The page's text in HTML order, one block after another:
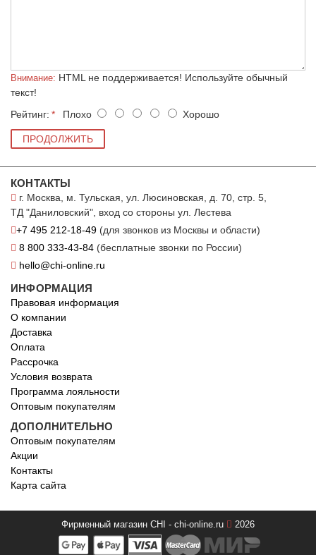
Внимание: HTML не поддерживается! Используйте обычный
текст!
Рейтинг:
Плохо Хорошо
ПРОДОЛЖИТЬ
КОНТАКТЫ
г. Москва, м. Тульская, ул. Люсиновская, д. 70, стр. 5,
ТД "Даниловский", вход со стороны ул. Лестева
+7 495 212-18-49 (для звонков из Москвы и области)
8 800 333-43-84 (бесплатные звонки по России)
hello@chi-online.ru
ИНФОРМАЦИЯ
Правовая информация
О компании
Доставка
Оплата
Рассрочка
Условия возврата
Программа лояльности
Оптовым покупателям
ДОПОЛНИТЕЛЬНО
Оптовым покупателям
Акции
Контакты
Карта сайта
Фирменный магазин CHI - chi-online.ru 2026